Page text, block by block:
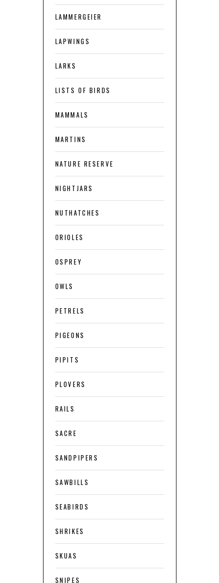
LAMMERGEIER
LAPWINGS
LARKS
LISTS OF BIRDS
MAMMALS
MARTINS
NATURE RESERVE
NIGHTJARS
NUTHATCHES
ORIOLES
OSPREY
OWLS
PETRELS
PIGEONS
PIPITS
PLOVERS
RAILS
SACRE
SANDPIPERS
SAWBILLS
SEABIRDS
SHRIKES
SKUAS
SNIPES